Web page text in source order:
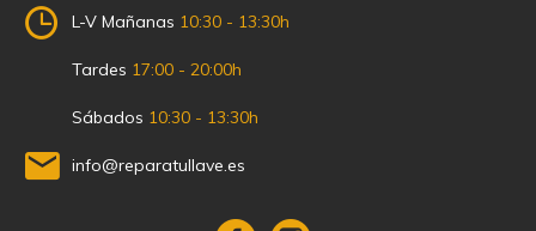
L-V Mañanas 10:30 - 13:30h
Tardes 17:00 - 20:00h
Sábados 10:30 - 13:30h
info@reparatullave.es